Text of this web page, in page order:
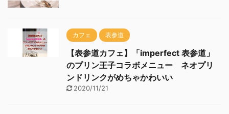
カフェ 表参道
【表参道カフェ】「imperfect 表参道」
のプリン王子コラボメニュー ネオプリ
ンドリンクがめちゃかわいい
2020/11/21